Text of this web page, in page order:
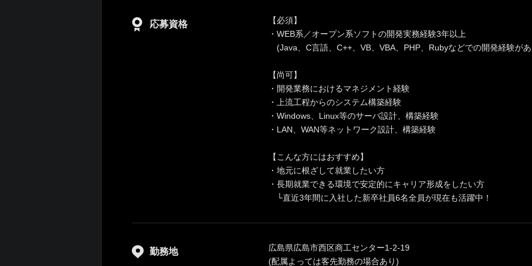
応募資格
【必須】
・WEB系／オープン系ソフトの開発実務経験3年以上
(Java、C言語、C++、VB、VBA、PHP、Rubyなどでの開発経験が
【尚可】
・開発業務におけるマネジメント経験
・上流工程からのシステム構築経験
・Windows、Linux等のサーバ設計、構築経験
・LAN、WAN等ネットワーク設計、構築経験
【こんな方にはおすすめ】
・地元に根ざして就業したい方
・長期就業できる環境で安定的にキャリア形成をしたい方
└直近3年間に入社した新卒社員6名全員が現在も活躍中！
勤務地
広島県広島市西区商工センター1-2-19
(配属よっては客先勤務の場合あり)